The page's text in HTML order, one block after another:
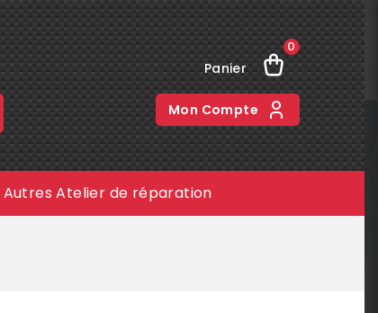
Panier
0
Mon Compte
Autres Atelier de réparation